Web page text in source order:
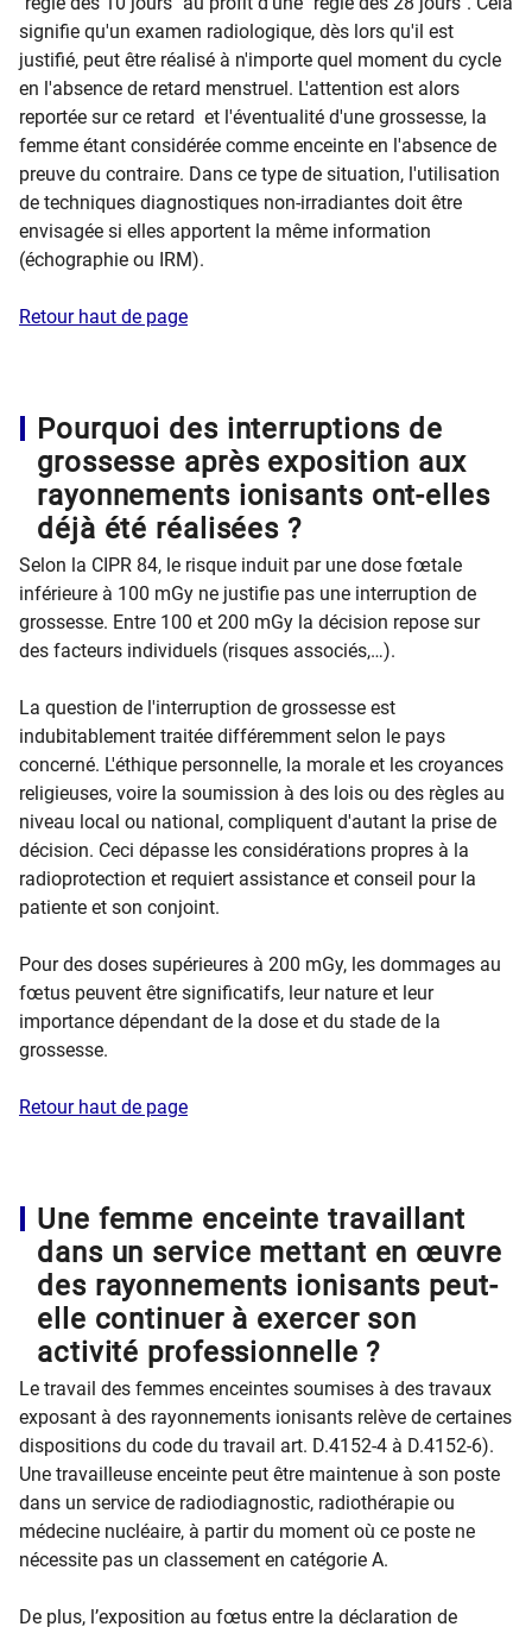
signifie qu'un examen radiologique, dès lors qu'il est
justifié, peut être réalisé à n'importe quel moment du cycle
en l'absence de retard menstruel. L'attention est alors
reportée sur ce retard et l'éventualité d'une grossesse, la
femme étant considérée comme enceinte en l'absence de
preuve du contraire. Dans ce type de situation, l'utilisation
de techniques diagnostiques non-irradiantes doit être
envisagée si elles apportent la même information
(échographie ou IRM).
Retour haut de page
Pourquoi des interruptions de
grossesse après exposition aux
rayonnements ionisants ont-elles
déjà été réalisées ?
Selon la CIPR 84, le risque induit par une dose fœtale
inférieure à 100 mGy ne justifie pas une interruption de
grossesse. Entre 100 et 200 mGy la décision repose sur
des facteurs individuels (risques associés,…).
La question de l'interruption de grossesse est
indubitablement traitée différemment selon le pays
concerné. L'éthique personnelle, la morale et les croyances
religieuses, voire la soumission à des lois ou des règles au
niveau local ou national, compliquent d'autant la prise de
décision. Ceci dépasse les considérations propres à la
radioprotection et requiert assistance et conseil pour la
patiente et son conjoint.
Pour des doses supérieures à 200 mGy, les dommages au
fœtus peuvent être significatifs, leur nature et leur
importance dépendant de la dose et du stade de la
grossesse.
Retour haut de page
Une femme enceinte travaillant
dans un service mettant en œuvre
des rayonnements ionisants peut-
elle continuer à exercer son
activité professionnelle ?
Le travail des femmes enceintes soumises à des travaux
exposant à des rayonnements ionisants relève de certaines
dispositions du code du travail art. D.4152-4 à D.4152-6).
Une travailleuse enceinte peut être maintenue à son poste
dans un service de radiodiagnostic, radiothérapie ou
médecine nucléaire, à partir du moment où ce poste ne
nécessite pas un classement en catégorie A.
De plus, l’exposition au fœtus entre la déclaration de